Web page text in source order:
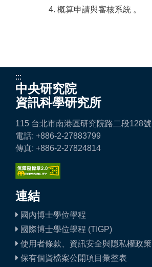
概算申請與審核系統 。
:::
中央研究院
資訊科學研究所
115 台北市南港區研究院路二段128號
電話: +886-2-27883799
傳真: +886-2-27824814
連結
國內博士學位學程
國際博士學位學程 (TIGP)
使用者條款、資訊安全與隱私權政策
保有個資檔案公開項目彙整表